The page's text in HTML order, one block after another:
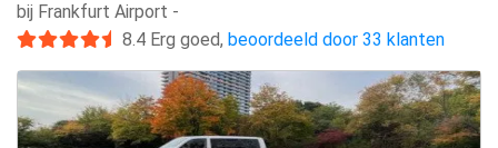
bij Frankfurt Airport -
8.4 Erg goed, beoordeeld door 33 klanten